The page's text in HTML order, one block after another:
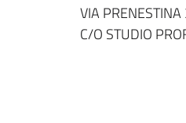
VIA
C/O STUDIO